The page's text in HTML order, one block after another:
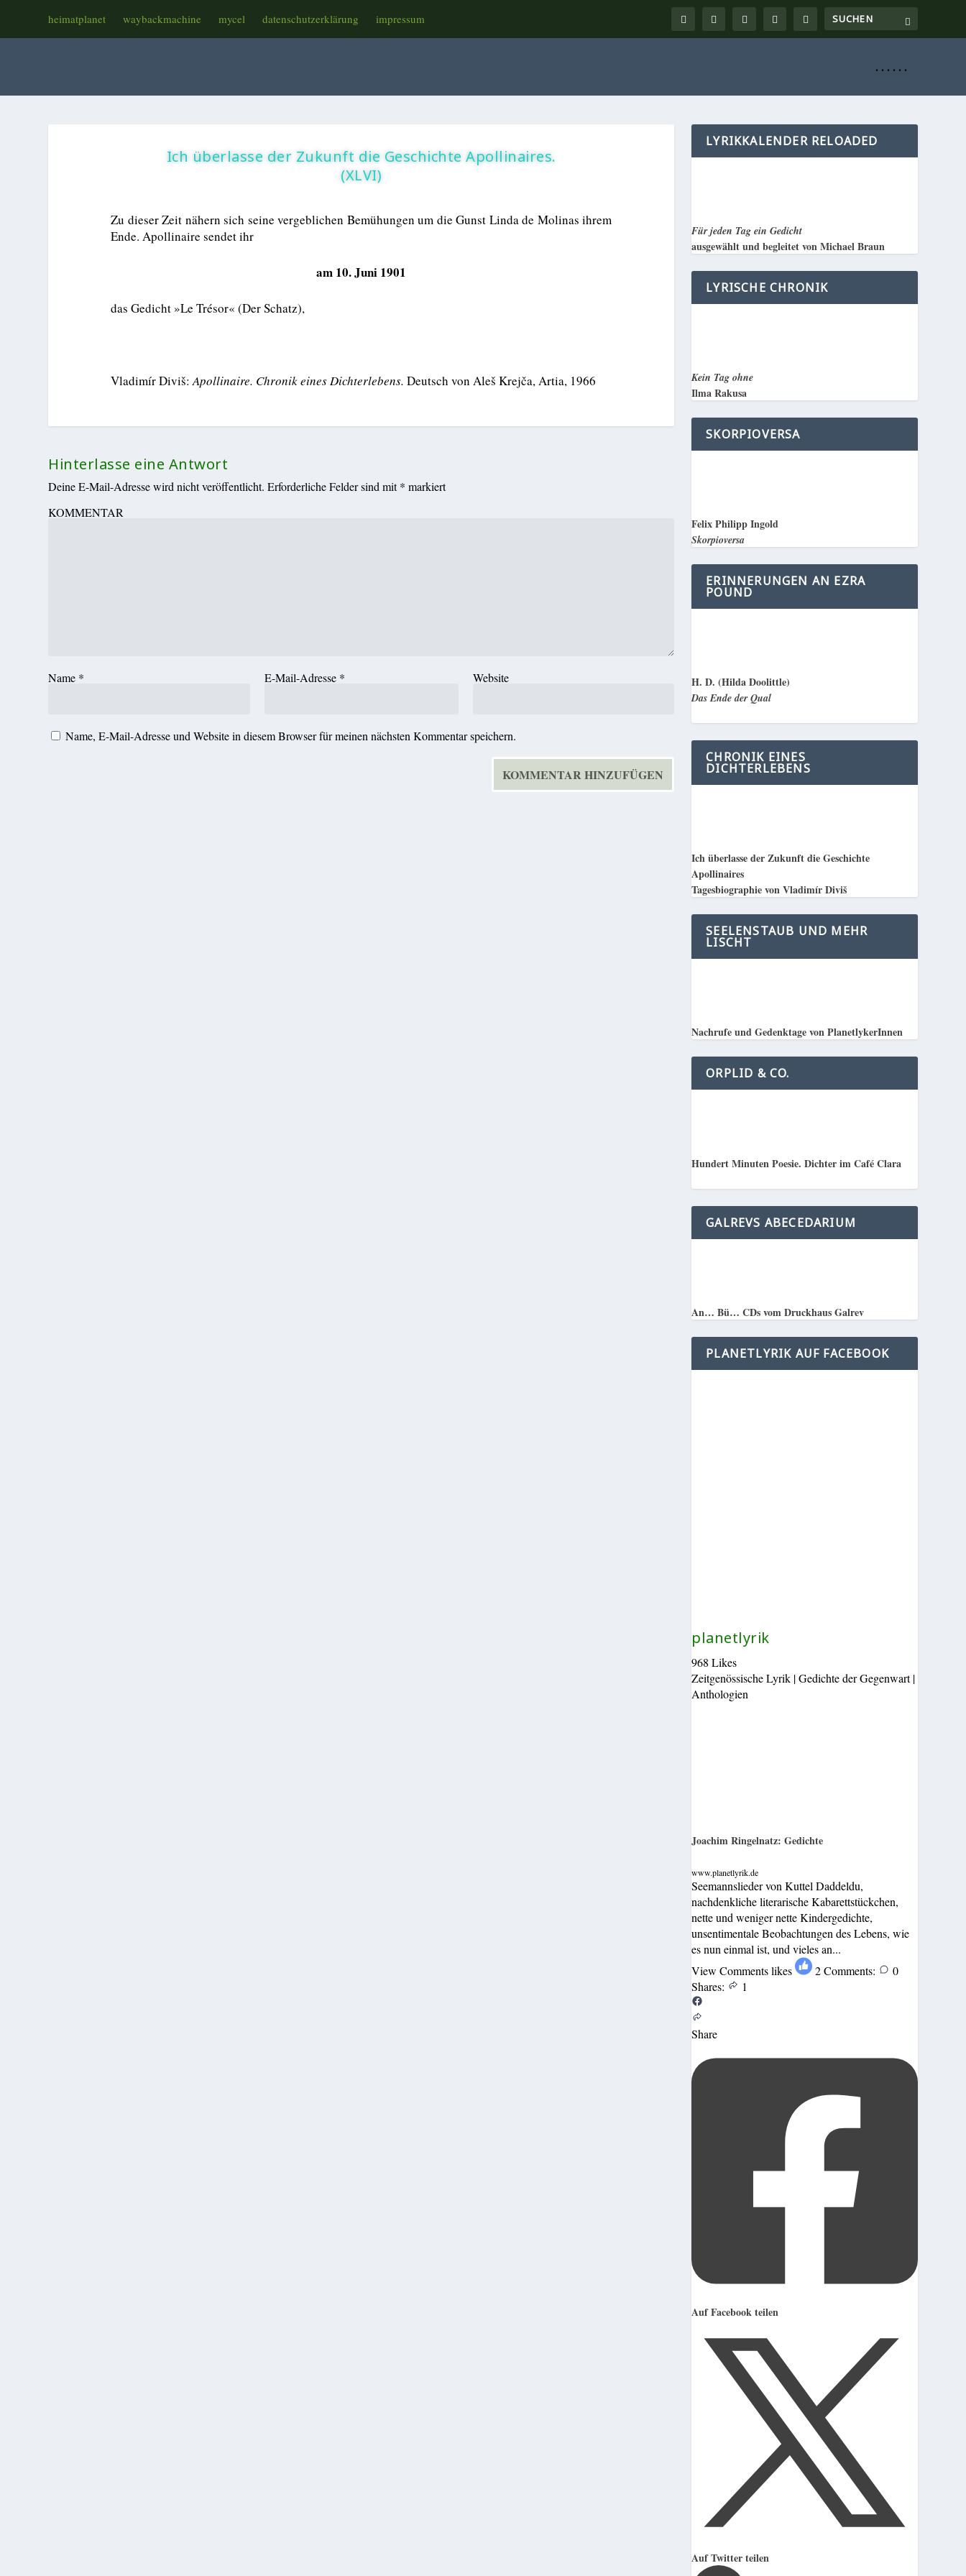
heimatplanet waybackmachine mycel datenschutzerklärung impressum
. . . . . .
Ich überlasse der Zukunft die Geschichte Apollinaires.
(XLVI)
Zu dieser Zeit nähern sich seine vergeblichen Bemühungen um die Gunst Linda de Molinas ihrem
Ende. Apollinaire sendet ihr
am 10. Juni 1901
das Gedicht »Le Trésor« (Der Schatz),
Vladimír Diviš:Apollinaire. Chronik eines Dichterlebens. Deutsch von Aleš Krejča, Artia, 1966
Hinterlasse eine Antwort
Deine E-Mail-Adresse wird nicht veröffentlicht. Erforderliche Felder sind mit* markiert
KOMMENTAR
Name * E-Mail-Adresse * Website
Name, E-Mail-Adresse und Website in diesem Browser für meinen nächsten Kommentar speichern.
LYRIKKALENDER RELOADED
Für jeden Tag ein Gedicht
ausgewählt und begleitet von Michael Braun
LYRISCHE CHRONIK
Kein Tag ohne
Ilma Rakusa
SKORPIOVERSA
Felix Philipp Ingold
Skorpioversa
ERINNERUNGEN AN EZRA
POUND
H. D. (Hilda Doolittle)
Das Ende der Qual
CHRONIK EINES
DICHTERLEBENS
Ich überlasse der Zukunft die Geschichte
Apollinaires
Tagesbiographie von Vladimír Diviš
SEELENSTAUB UND MEHR
LISCHT
Nachrufe und Gedenktage von PlanetlykerInnen
ORPLID & CO.
Hundert Minuten Poesie. Dichter im Café Clara
GALREVS ABECEDARIUM
An… Bü… CDs vom Druckhaus Galrev
PLANETLYRIK AUF FACEBOOK
planetlyrik
968 Likes
Zeitgenössische Lyrik | Gedichte der Gegenwart |
Anthologien
Joachim Ringelnatz: Gedichte
www.planetlyrik.de
Seemannslieder von Kuttel Daddeldu,
nachdenkliche literarische Kabarettstückchen,
nette und weniger nette Kindergedichte,
unsentimentale Beobachtungen des Lebens, wie
es nun einmal ist, und vieles an...
View Comments likes 2 Comments:
0
Shares:
1
Share
Auf Facebook teilen
Auf Twitter teilen